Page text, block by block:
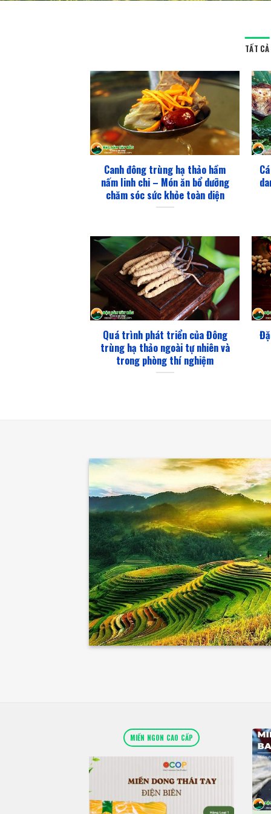
TẤT CẢ
Canh đông trùng hạ thảo hầm
nấm linh chi – Món ăn bổ dưỡng
chăm sóc sức khỏe toàn diện
Quá trình phát triển của Đông
trùng hạ thảo ngoài tự nhiên và
trong phòng thí nghiệm
MIẾN NGON CAO CẤP
Add to wishlist